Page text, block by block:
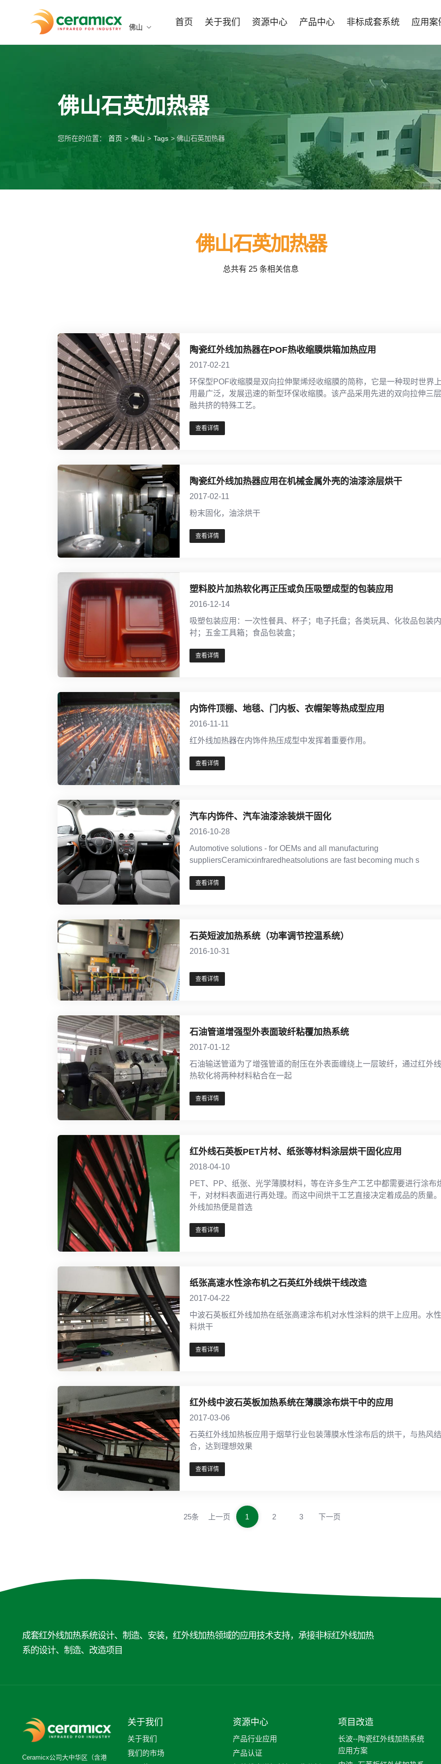
佛山 首页 关于我们 资源中心 产品中心 非标成套系统 应用案
佛山石英加热器
您所在的位置： 首页 > 佛山 > Tags > 佛山石英加热器
佛山石英加热器
总共有 25 条相关信息
陶瓷红外线加热器在POF热收缩膜烘箱加热应用
2017-02-21
环保型POF收缩膜是双向拉伸聚烯烃收缩膜的简称，它是一种现时世界
用最广泛，发展迅速的新型环保收缩膜。该产品采用先进的双向拉伸三
融共挤的特殊工艺。
查看详情
陶瓷红外线加热器应用在机械金属外壳的油漆涂层烘干
2017-02-11
粉末固化，油涂烘干
查看详情
塑料胶片加热软化再正压或负压吸塑成型的包装应用
2016-12-14
吸塑包装应用：一次性餐具、杯子；电子托盘；各类玩具、化妆品包装内
衬；五金工具箱；食品包装盒；
查看详情
内饰件顶棚、地毯、门内板、衣帽架等热成型应用
2016-11-11
红外线加热器在内饰件热压成型中发挥着重要作用。
查看详情
汽车内饰件、汽车油漆涂装烘干固化
2016-10-28
Automotive solutions - for OEMs and all manufacturing
suppliersCeramicxinfraredheatsolutions are fast becoming much s
查看详情
石英短波加热系统（功率调节控温系统）
2016-10-31
查看详情
石油管道增强型外表面玻纤粘覆加热系统
2017-01-12
石油输送管道为了增强管道的耐压在外表面缠绕上一层玻纤，通过红外
热软化将两种材料粘合在一起
查看详情
红外线石英板PET片材、纸张等材料涂层烘干固化应用
2018-04-10
PET、PP、纸张、光学薄膜材料，等在许多生产工艺中都需要进行涂布
干，对材料表面进行再处理。而这中间烘干工艺直接决定着成品的质量
外线加热便是首选
查看详情
纸张高速水性涂布机之石英红外线烘干线改造
2017-04-22
中波石英板红外线加热在纸张高速涂布机对水性涂料的烘干上应用。水
料烘干
查看详情
红外线中波石英板加热系统在薄膜涂布烘干中的应用
2017-03-06
石英红外线加热板应用于烟草行业包装薄膜水性涂布后的烘干，与热风结
合，达到理想效果
查看详情
25条 上一页 1 2 3 下一页
成套红外线加热系统设计、制造、安装，红外线加热领域的应用技术支持，承接非标红外线加热
系的设计、制造、改造项目
Ceramicx公司大中华区（含港
关于我们
关于我们
我们的市场
资源中心
产品行业应用
产品认证
项目改造
长波--陶瓷红外线加热系统
应用方案